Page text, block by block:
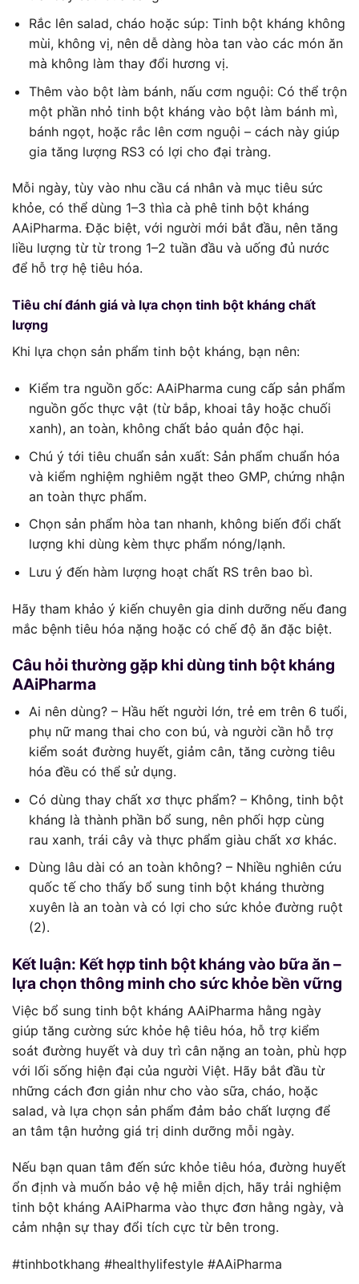
Rắc lên salad, cháo hoặc súp: Tinh bột kháng không
mùi, không vị, nên dễ dàng hòa tan vào các món ăn
mà không làm thay đổi hương vị.
Thêm vào bột làm bánh, nấu cơm nguội: Có thể trộn
một phần nhỏ tinh bột kháng vào bột làm bánh mì,
bánh ngọt, hoặc rắc lên cơm nguội – cách này giúp
gia tăng lượng RS3 có lợi cho đại tràng.
Mỗi ngày, tùy vào nhu cầu cá nhân và mục tiêu sức
khỏe, có thể dùng 1–3 thìa cà phê tinh bột kháng
AAiPharma. Đặc biệt, với người mới bắt đầu, nên tăng
liều lượng từ từ trong 1–2 tuần đầu và uống đủ nước
để hỗ trợ hệ tiêu hóa.
Tiêu chí đánh giá và lựa chọn tinh bột kháng chất
lượng
Khi lựa chọn sản phẩm tinh bột kháng, bạn nên:
Kiểm tra nguồn gốc: AAiPharma cung cấp sản phẩm
nguồn gốc thực vật (từ bắp, khoai tây hoặc chuối
xanh), an toàn, không chất bảo quản độc hại.
Chú ý tới tiêu chuẩn sản xuất: Sản phẩm chuẩn hóa
và kiểm nghiệm nghiêm ngặt theo GMP, chứng nhận
an toàn thực phẩm.
Chọn sản phẩm hòa tan nhanh, không biến đổi chất
lượng khi dùng kèm thực phẩm nóng/lạnh.
Lưu ý đến hàm lượng hoạt chất RS trên bao bì.
Hãy tham khảo ý kiến chuyên gia dinh dưỡng nếu đang
mắc bệnh tiêu hóa nặng hoặc có chế độ ăn đặc biệt.
Câu hỏi thường gặp khi dùng tinh bột kháng
AAiPharma
Ai nên dùng? – Hầu hết người lớn, trẻ em trên 6 tuổi,
phụ nữ mang thai cho con bú, và người cần hỗ trợ
kiểm soát đường huyết, giảm cân, tăng cường tiêu
hóa đều có thể sử dụng.
Có dùng thay chất xơ thực phẩm? – Không, tinh bột
kháng là thành phần bổ sung, nên phối hợp cùng
rau xanh, trái cây và thực phẩm giàu chất xơ khác.
Dùng lâu dài có an toàn không? – Nhiều nghiên cứu
quốc tế cho thấy bổ sung tinh bột kháng thường
xuyên là an toàn và có lợi cho sức khỏe đường ruột
(2).
Kết luận: Kết hợp tinh bột kháng vào bữa ăn –
lựa chọn thông minh cho sức khỏe bền vững
Việc bổ sung tinh bột kháng AAiPharma hằng ngày
giúp tăng cường sức khỏe hệ tiêu hóa, hỗ trợ kiểm
soát đường huyết và duy trì cân nặng an toàn, phù hợp
với lối sống hiện đại của người Việt. Hãy bắt đầu từ
những cách đơn giản như cho vào sữa, cháo, hoặc
salad, và lựa chọn sản phẩm đảm bảo chất lượng để
an tâm tận hưởng giá trị dinh dưỡng mỗi ngày.
Nếu bạn quan tâm đến sức khỏe tiêu hóa, đường huyết
ổn định và muốn bảo vệ hệ miễn dịch, hãy trải nghiệm
tinh bột kháng AAiPharma vào thực đơn hằng ngày, và
cảm nhận sự thay đổi tích cực từ bên trong.
#tinhbotkhang #healthylifestyle #AAiPharma